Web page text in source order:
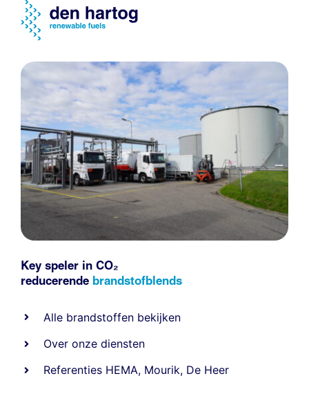
Key speler in CO₂
reducerende brandstofblends
Alle brandstoffen bekijken
Over onze diensten
Referenties HEMA, Mourik, De Heer